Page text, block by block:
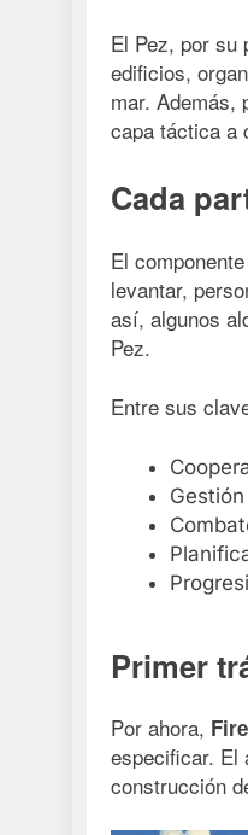
El Pez, por su
edificios,
mar. Además,
capa táctica a
Cada
El
levantar,
así, algunos
Pez.
Entre sus
Primer
Por ahora,
especificar. El
construcción